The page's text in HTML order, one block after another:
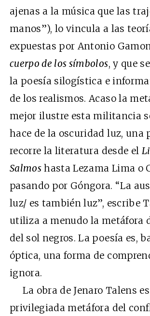
ajenas a la música que las
manos”), lo vincula a las
expuestas por Antonio
cuerpo de los símbolos, y que
la poesía silogística e
de los realismos. Acaso la
mejor ilustre esta militancia
hace de la oscuridad luz, una
recorre la literatura desde el
Salmos hasta Lezama Lima o
pasando por Góngora. “La
luz/ es también luz”, escribe
utiliza a menudo la metáfora
del sol negros. La poesía es,
óptica, una forma de
ignora.
La obra de Jenaro Talens
privilegiada metáfora del